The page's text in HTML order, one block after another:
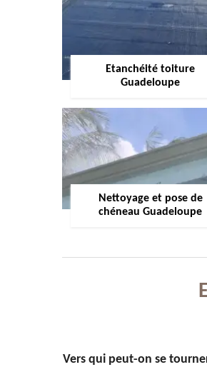
Etanchéité toiture
Guadeloupe
Nettoyage et pose de
chéneau Guadeloupe
Vers qui peut-on se